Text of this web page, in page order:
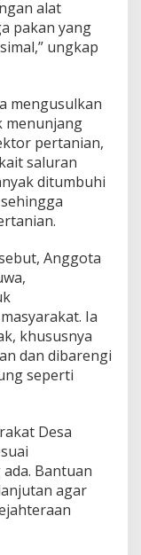
alat
pakan yang
ungkap
mengusulkan
menunjang
pertanian,
saluran
ditumbuhi
Anggota
Ia
khususnya
dan dibarengi
seperti
Desa
Bantuan
agar